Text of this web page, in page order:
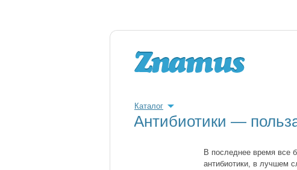
Каталог
Антибиотики —
В последнее время все
антибиотики, в лучшем